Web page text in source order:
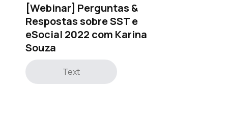
[Webinar] Perguntas &
Respostas sobre SST e
eSocial 2022 com Karina
Souza
Text